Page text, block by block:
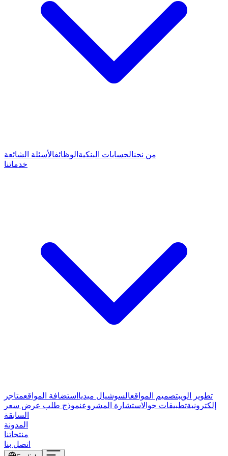
من نحنالحسابات البنكية الوظائفالأسئلة الشائعة
خدماتنا
تطوير الويبتصميم المواقعالسوشيال ميديا استضافة المواقعمتاجر
إلكترونيةتطبيقات جوالاستشارة المشروعنموذج طلب عرض سعر
السابقة
المدونة
منتجاتنا
اتصل بنا